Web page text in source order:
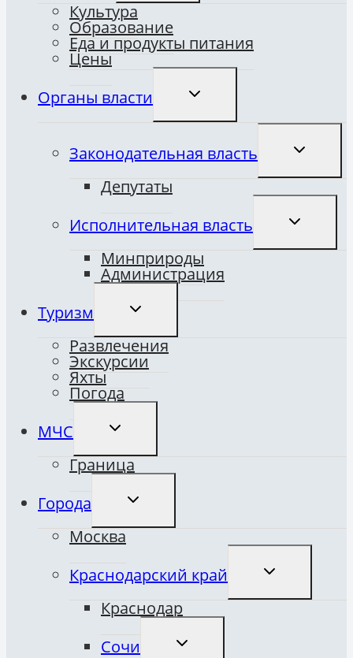
Культура
Образование
Еда и продукты питания
Цены
Органы власти
ПЕРЕКЛЮЧИТЬ
ДОЧЕРНЕЕ
Законодательная власть
Депутаты
Исполнительная власть
Минприроды
Администрация
Туризм
ПЕРЕКЛЮЧИТЬ
ДОЧЕРНЕЕ
Развлечения
Экскурсии
Яхты
Погода
МЧС
ПЕРЕКЛЮЧИТЬ
ДОЧЕРНЕЕ
Граница
Города
ПЕРЕКЛЮЧИТЬ
ДОЧЕРНЕЕ
Москва
Краснодарский край
ДОЧЕРНЕЕ
Краснодар
Сочи
ПЕРЕКЛЮЧИТЬ
ДОЧЕРНЕЕ